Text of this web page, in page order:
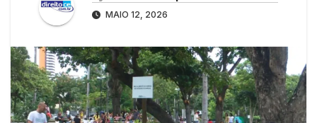
MAIO 12, 2026